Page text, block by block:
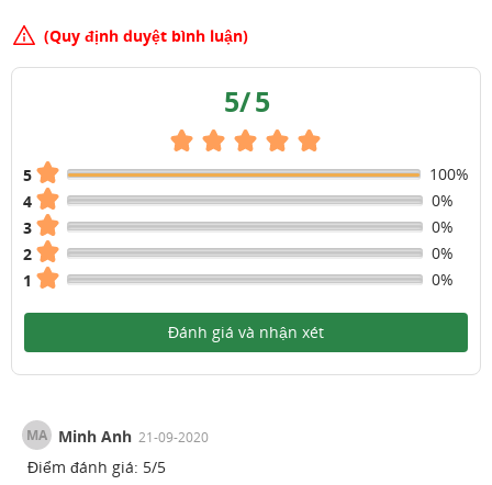
(Quy định duyệt bình luận)
5/5
5
100%
4
0%
3
0%
2
0%
1
0%
Đánh giá và nhận xét
MA Minh Anh 21-09-2020
Điểm đánh giá: 5/5